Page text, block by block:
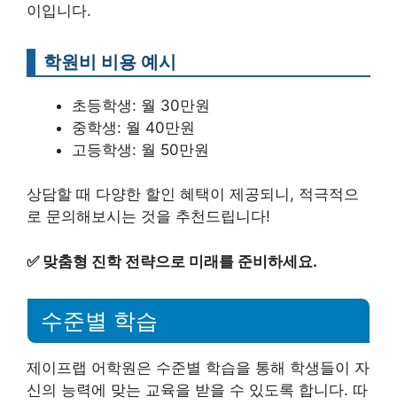
이입니다.
학원비 비용 예시
초등학생: 월 30만원
중학생: 월 40만원
고등학생: 월 50만원
상담할 때 다양한 할인 혜택이 제공되니, 적극적으
로 문의해보시는 것을 추천드립니다!
✅ 맞춤형 진학 전략으로 미래를 준비하세요.
수준별 학습
제이프랩 어학원은 수준별 학습을 통해 학생들이 자
신의 능력에 맞는 교육을 받을 수 있도록 합니다. 따